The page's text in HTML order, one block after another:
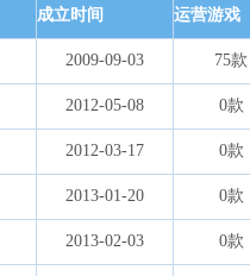
成立时间 运营游戏
2009-09-03 75款
2012-05-08 0款
2012-03-17 0款
2013-01-20 0款
2013-02-03 0款